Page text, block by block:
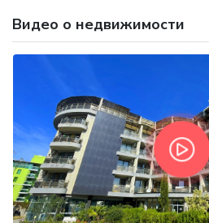
Видео о недвижимости